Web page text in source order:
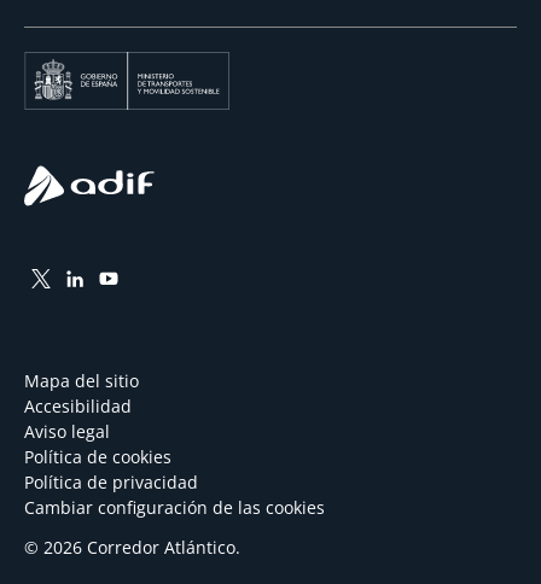
Mapa del sitio
Accesibilidad
Aviso legal
Política de cookies
Política de privacidad
Cambiar configuración de las cookies
© 2026 Corredor Atlántico.